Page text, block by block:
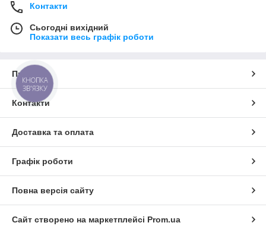
Контакти
Сьогодні вихідний
Показати весь графік роботи
Про нас
Контакти
Доставка та оплата
Графік роботи
Повна версія сайту
Сайт створено на маркетплейсі Prom.ua
КНОПКА
ЗВ'ЯЗКУ